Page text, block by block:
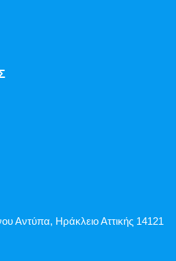
Αντύπα, Ηράκλειο Αττικής 14121